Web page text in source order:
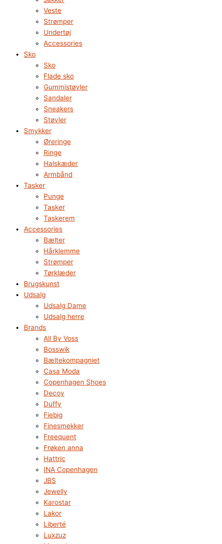
Veste
Strømper
Undertøj
Accessories
Sko
Sko
Flade sko
Gummistøvler
Sandaler
Sneakers
Støvler
Smykker
Øreringe
Ringe
Halskæder
Armbånd
Tasker
Punge
Tasker
Taskerem
Accessories
Bælter
Hårklemme
Strømper
Tørklæder
Brugskunst
Udsalg
Udsalg Dame
Udsalg herre
Brands
All By Voss
Bosswik
Bæltekompagniet
Casa Moda
Copenhagen Shoes
Decoy
Duffy
Fiebig
Finesmekker
Freequent
Frøken anna
Hattric
INA Copenhagen
JBS
Jewelly
Karostar
Lakor
Liberté
Luxzuz